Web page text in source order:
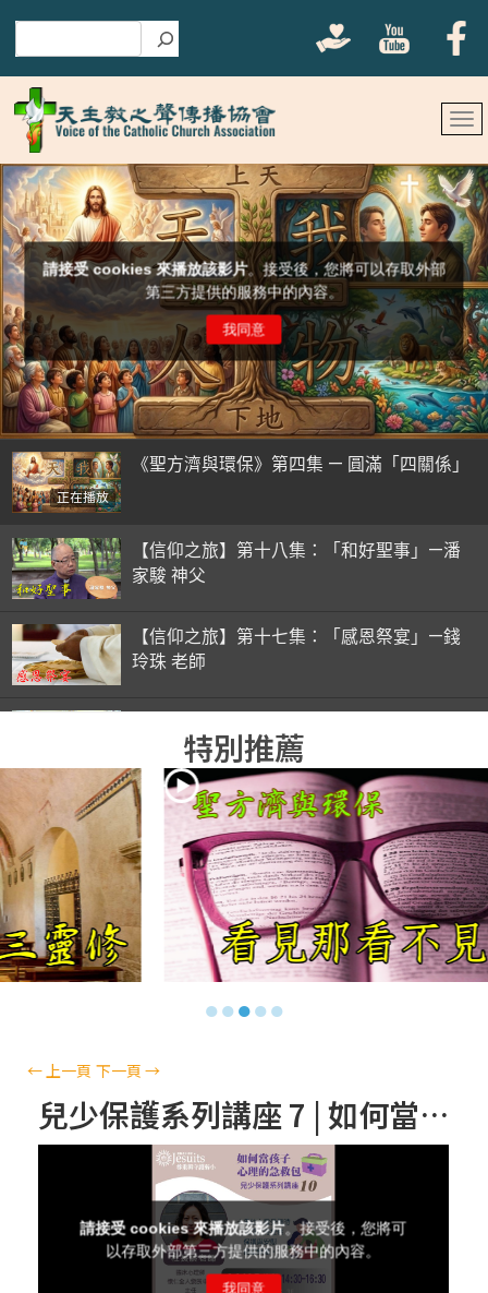
正在播放
《聖方濟與環保》第四集 — 圓滿「四關係」
【信仰之旅】第十八集：「和好聖事」—潘
家駿 神父
【信仰之旅】第十七集：「感恩祭宴」—錢
玲珠 老師
錢玲珠 老師
【信仰之旅】第十五集：「入門聖事」—錢
玲珠 老師
【信仰之旅】第十四集：「天主十誡(下)」
—金毓瑋 神父
【信仰之旅】第十三集：「天主十誡(上)」
—金毓瑋 神父
【信仰之旅】第十二集：「聖母、聖人」—
高樂祈 修女
【信仰之旅】第十一集：「教 會」(推廣片)
【信仰之旅】第十一集：「教 會」—林必能
神父
特別推薦
●●●●●
← 上一頁 下一頁→
兒少保護系列講座 7 | 如何當孩子心理的急救包 | 杜長齡 心理師